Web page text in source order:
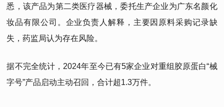
悉，该产品为第二类医疗器械，委托生产企业为广东名颜化
妆品有限公司。企业负责人解释，主要因原料采购记录缺
失，药监局认为存在风险。
据不完全统计，2024年至今已有5家企业对重组胶原蛋白“械
字号”产品启动主动召回，合计超1.3万件。